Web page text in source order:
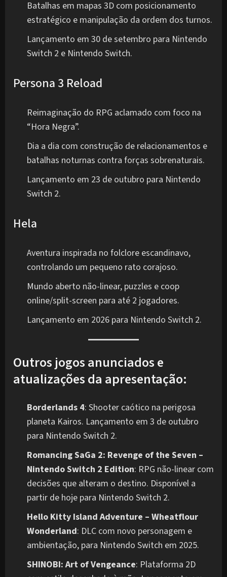
Batalhas em mapas 3D com posicionamento
estratégico e manipulação da ordem dos turnos.
Lançamento em 30 de setembro para Nintendo
Switch 2 e Nintendo Switch.
Persona 3 Reload
Reimaginação do RPG aclamado com foco na
“Hora Negra”.
Dia a dia com construção de relacionamentos e
batalhas noturnas contra forças sobrenaturais.
Lançamento em 23 de outubro para Nintendo
Switch 2.
Hela
Aventura inspirada no folclore escandinavo,
controlando um pequeno rato corajoso.
Mundo aberto não-linear, puzzles e coop
online/split-screen para até 2 jogadores.
Lançamento em 2026 para Nintendo Switch 2.
Outros jogos anunciados e
atualizações da apresentação:
Borderlands 4: Shooter caótico na perigosa
planeta Kairos. Lançamento em 3 de outubro
para Nintendo Switch 2.
Romancing SaGa 2: Revenge of the Seven –
Nintendo Switch 2 Edition: RPG não-linear com
decisões que alteram o destino. Disponível a
partir de hoje para Nintendo Switch 2.
Hello Kitty Island Adventure – Wheatflour
Wonderland: DLC com novo personagem e
ambientação, para Nintendo Switch em 2025.
SHINOBI: Art of Vengeance: Plataforma 2D